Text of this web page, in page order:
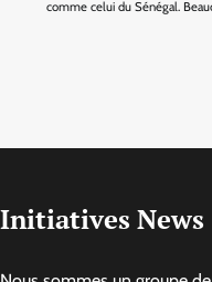
comme celui du Sénégal.
Initiatives News